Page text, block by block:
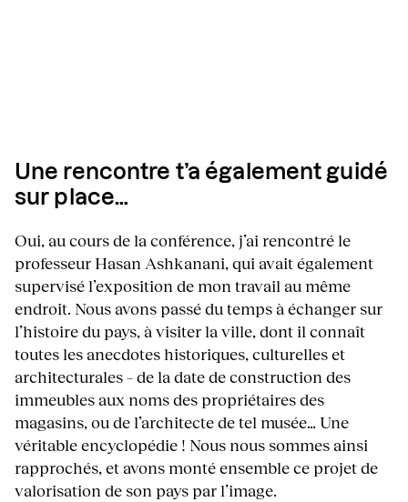
Une rencontre t’a également guidé
sur place…
Oui, au cours de la conférence, j’ai rencontré le
professeur Hasan Ashkanani, qui avait également
supervisé l’exposition de mon travail au même
endroit. Nous avons passé du temps à échanger sur
l’histoire du pays, à visiter la ville, dont il connaît
toutes les anecdotes historiques, culturelles et
architecturales – de la date de construction des
immeubles aux noms des propriétaires des
magasins, ou de l’architecte de tel musée… Une
véritable encyclopédie ! Nous nous sommes ainsi
rapprochés, et avons monté ensemble ce projet de
valorisation de son pays par l’image.